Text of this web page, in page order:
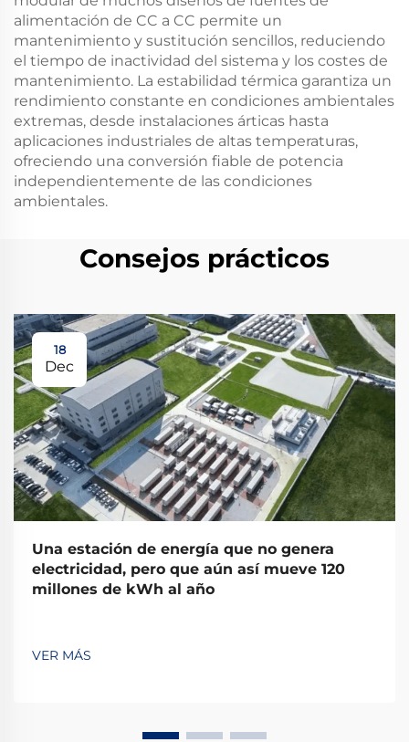
alimentación de CC a CC permite un
mantenimiento y sustitución sencillos, reduciendo
el tiempo de inactividad del sistema y los costes de
mantenimiento. La estabilidad térmica garantiza un
rendimiento constante en condiciones ambientales
extremas, desde instalaciones árticas hasta
aplicaciones industriales de altas temperaturas,
ofreciendo una conversión fiable de potencia
independientemente de las condiciones
ambientales.
Consejos prácticos
18
Dec
Una estación de energía que no genera
electricidad, pero que aún así mueve 120
millones de kWh al año
VER MÁS